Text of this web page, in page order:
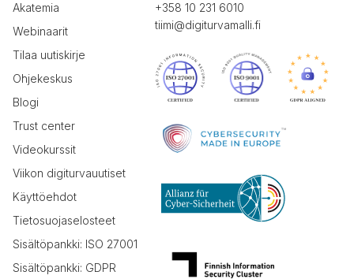
Akatemia
Webinaarit
Tilaa uutiskirje
Ohjekeskus
Blogi
Trust center
Videokurssit
Viikon digiturvauutiset
Käyttöehdot
Tietosuojaselosteet
Sisältöpankki: ISO 27001
Sisältöpankki: GDPR
+358 10 231 6010
tiimi@digiturvamalli.fi